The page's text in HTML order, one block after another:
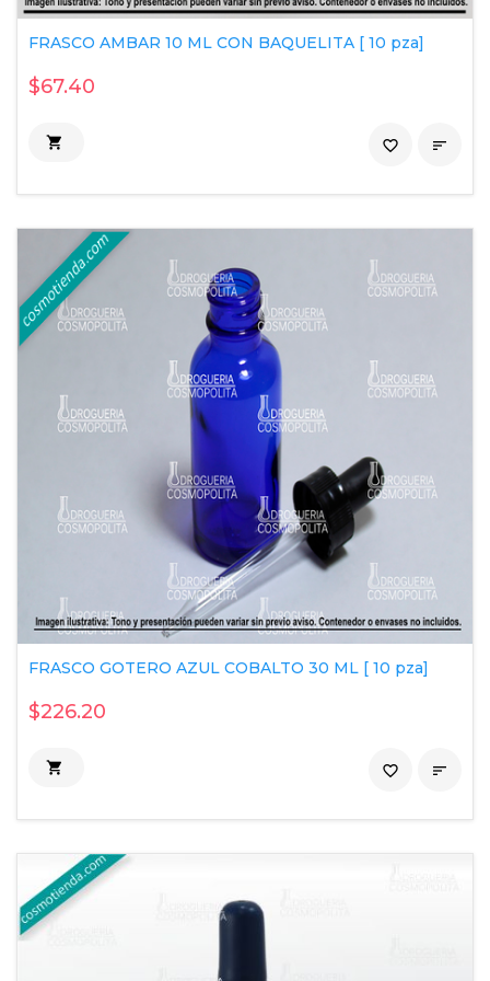
FRASCO AMBAR 10 ML CON BAQUELITA [ 10 pza]
$67.40
 
favorite_border
FRASCO GOTERO AZUL COBALTO 30 ML [ 10 pza]
$226.20
 
favorite_border